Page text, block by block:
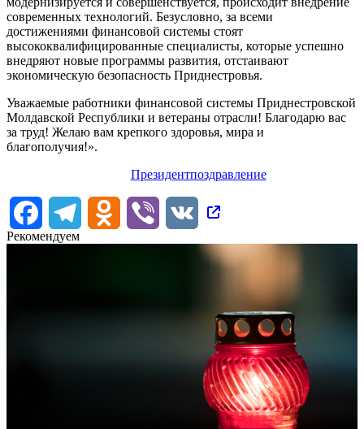
современных технологий. Безусловно, за всеми
достижениями финансовой системы стоят
высококвалифицированные специалисты, которые успешно
внедряют новые программы развития, отстаивают
экономическую безопасность Приднестровья.
Уважаемые работники финансовой системы Приднестровской
Молдавской Республики и ветераны отрасли! Благодарю вас
за труд! Желаю вам крепкого здоровья, мира и
благополучия!».
Президентпоздравление
FacebookTelegram Odnoklassniki
Viber
VK
Рекомендуем